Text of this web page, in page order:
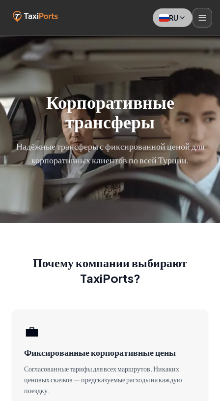
RU
Корпоративные
трансферы
Надёжные трансферы с фиксированной ценой для
корпоративных клиентов по всей Турции.
Почему компании выбирают
TaxiPorts?
💼
Фиксированные корпоративные цены
Согласованные тарифы для всех маршрутов. Никаких
ценовых скачков — предсказуемые расходы на каждую
поездку.